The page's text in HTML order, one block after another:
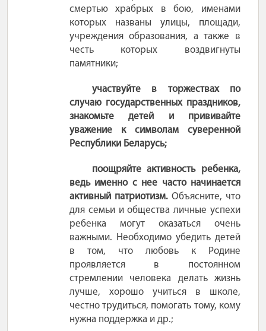
смертью храбрых в бою, именами
которых названы улицы, площади,
учреждения образования, а также в
честь которых воздвигнуты
памятники;
участвуйте в торжествах по
случаю государственных праздников,
знакомьте детей и прививайте
уважение к символам суверенной
Республики Беларусь;
поощряйте активность ребенка,
ведь именно с нее часто начинается
активный патриотизм. Объясните, что
для семьи и общества личные успехи
ребенка могут оказаться очень
важными. Необходимо убедить детей
в том, что любовь к Родине
проявляется в постоянном
стремлении человека делать жизнь
лучше, хорошо учиться в школе,
честно трудиться, помогать тому, кому
нужна поддержка и др.;